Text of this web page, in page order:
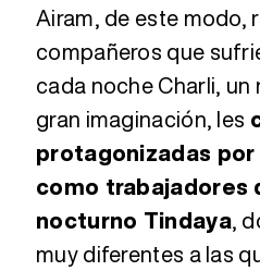
Airam, de este modo,
compañeros que
cada noche Charli,
gran imaginación, les
protagonizadas
como trabajadores
nocturno Tindaya,
muy diferentes a las